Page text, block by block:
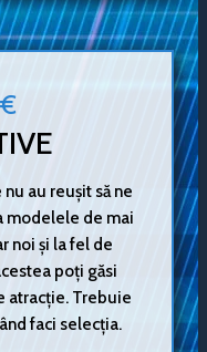
au reușit să ne
modelele de mai
noi și la fel de
poți găsi
atracție. Trebuie
faci selecția.